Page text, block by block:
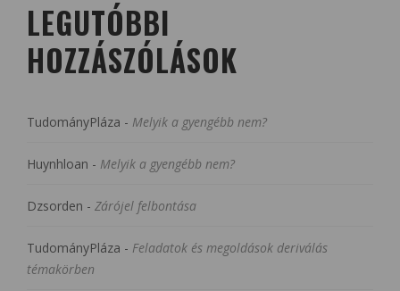
LEGUTÓBBI
HOZZÁSZÓLÁSOK
TudományPláza - Melyik a gyengébb nem?
Huynhloan - Melyik a gyengébb nem?
Dzsorden - Zárójel felbontása
TudományPláza - Feladatok és megoldások deriválás
témakörben